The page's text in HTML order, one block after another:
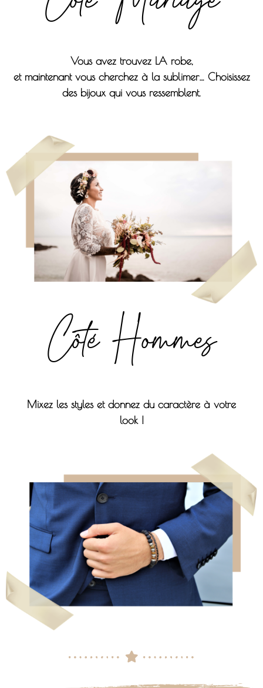
Vous avez trouvez LArobe,
et maintenant vous cherchez à la sublimer… Choisissez
des bijoux qui vous ressemblent.
Côté Hommes
Mixez les styles et donnez du caractère à votre
look !